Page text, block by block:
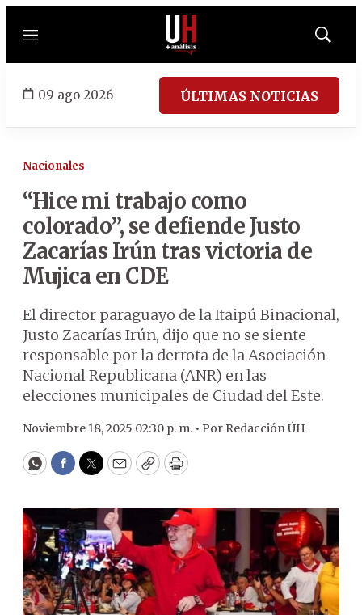
Menú
Mostrar
09 ago 2026 ÚLTIMAS NOTICIAS
Nacionales
“Hice mi trabajo como
colorado”, se defiende Justo
Zacarías Irún tras victoria de
Mujica en CDE
El director paraguayo de la Itaipú Binacional,
Justo Zacarías Irún, dijo que no se siente
responsable por la derrota de la Asociación
Nacional Republicana (ANR) en las
elecciones municipales de Ciudad del Este.
Noviembre 18, 2025 02:30 p. m. • Por Redacción ÚH
WhatsApp
Facebook
Twitter
EmailCopyPrint